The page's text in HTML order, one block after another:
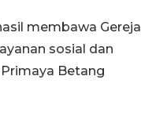
membawa Gereja
sosial dan
Betang